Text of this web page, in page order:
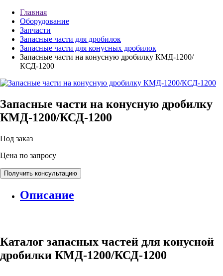
Главная
Оборудование
Запчасти
Запасные части для дробилок
Запасные части для конусных дробилок
Запасные части на конусную дробилку КМД-1200/
КСД-1200
Запасные части на конусную дробилку
КМД-1200/КСД-1200
Под заказ
Цена по запросу
Получить консультацию
Описание
Каталог запасных частей для конусной
дробилки КМД-1200/КСД-1200